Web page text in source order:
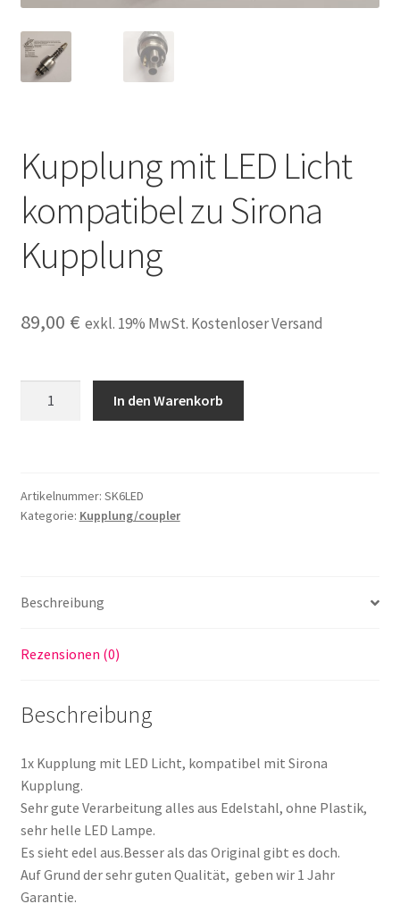
Stellenangebote
Kupplung mit LED Licht
kompatibel zu Sirona
Kupplung
89,00 € exkl. 19% MwSt. Kostenloser Versand
zu
Sirona
In den Warenkorb
Artikelnummer: SK6LED
Kategorie: Kupplung/coupler
Beschreibung
Rezensionen (0)
Beschreibung
1x Kupplung mit LED Licht, kompatibel mit Sirona
Kupplung.
Sehr gute Verarbeitung alles aus Edelstahl, ohne Plastik,
sehr helle LED Lampe.
Es sieht edel aus.Besser als das Original gibt es doch.
Auf Grund der sehr guten Qualität, geben wir 1 Jahr
Garantie.